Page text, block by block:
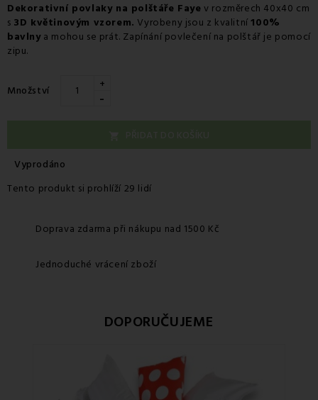
Dekorativní povlaky na polštáře Faye v rozměrech 40x40 cm
s 3D květinovým vzorem. Vyrobeny jsou z kvalitní100%
bavlnya mohou se prát. Zapínání povlečení na polštář je pomocí
zipu.
Množství +
-
Vyprodáno
Tento produkt si prohlíží 29 lidí
Doprava zdarma při nákupu nad 1500 Kč
Jednoduché vrácení zboží
DOPORUČUJEME